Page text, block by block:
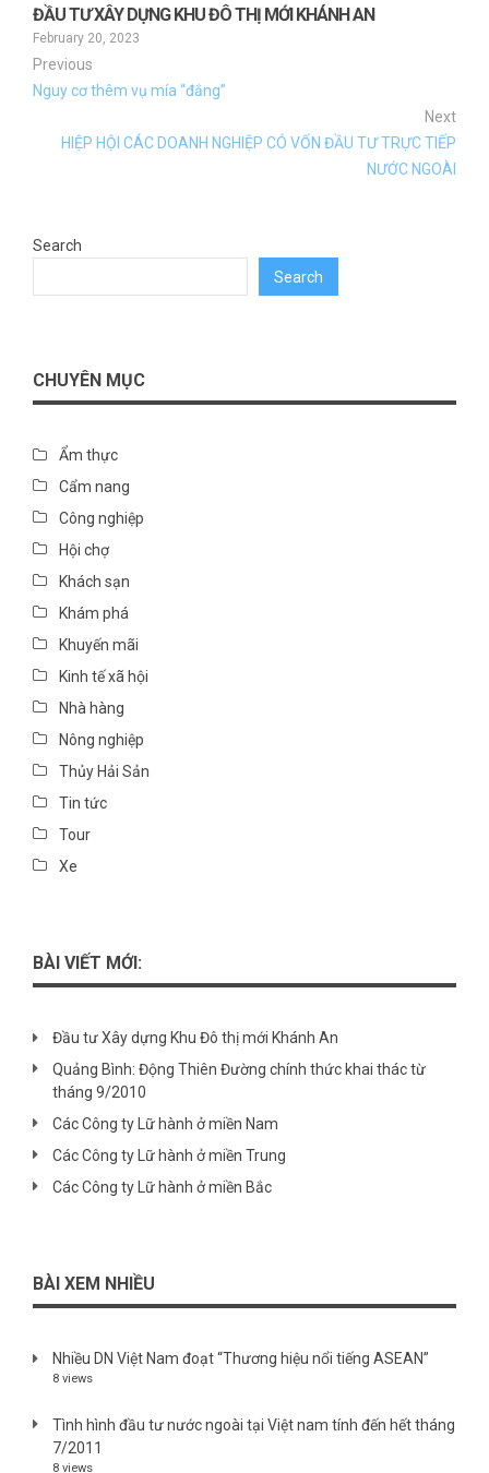
ĐẦU TƯ XÂY DỰNG KHU ĐÔ THỊ MỚI KHÁNH AN
February 20, 2023
Previous
Nguy cơ thêm vụ mía “đắng”
Next
HIỆP HỘI CÁC DOANH NGHIỆP CÓ VỐN ĐẦU TƯ TRỰC TIẾP
NƯỚC NGOÀI
Search
Search
CHUYÊN MỤC
Ẩm thực
Cẩm nang
Công nghiệp
Hội chợ
Khách sạn
Khám phá
Khuyến mãi
Kinh tế xã hội
Nhà hàng
Nông nghiệp
Thủy Hải Sản
Tin tức
Tour
Xe
BÀI VIẾT MỚI:
Đầu tư Xây dựng Khu Đô thị mới Khánh An
Quảng Bình: Động Thiên Đường chính thức khai thác từ
tháng 9/2010
Các Công ty Lữ hành ở miền Nam
Các Công ty Lữ hành ở miền Trung
Các Công ty Lữ hành ở miền Bắc
BÀI XEM NHIỀU
Nhiều DN Việt Nam đoạt “Thương hiệu nổi tiếng ASEAN”
8 views
Tình hình đầu tư nước ngoài tại Việt nam tính đến hết tháng
7/2011
8 views